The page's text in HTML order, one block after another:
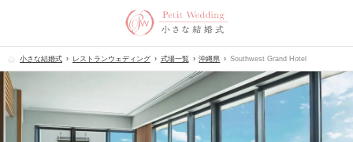
小さな結婚式 レストランウェディング 式場一覧 沖縄県 Southwest Grand Hotel